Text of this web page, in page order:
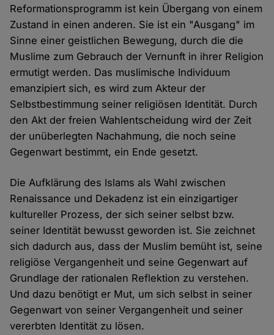
Reformationsprogramm ist kein Übergang von einem
Zustand in einen anderen. Sie ist ein "Ausgang" im
Sinne einer geistlichen Bewegung, durch die die
Muslime zum Gebrauch der Vernunft in ihrer Religion
ermutigt werden. Das muslimische Individuum
emanzipiert sich, es wird zum Akteur der
Selbstbestimmung seiner religiösen Identität. Durch
den Akt der freien Wahlentscheidung wird der Zeit
der unüberlegten Nachahmung, die noch seine
Gegenwart bestimmt, ein Ende gesetzt.
Die Aufklärung des Islams als Wahl zwischen
Renaissance und Dekadenz ist ein einzigartiger
kultureller Prozess, der sich seiner selbst bzw.
seiner Identität bewusst geworden ist. Sie zeichnet
sich dadurch aus, dass der Muslim bemüht ist, seine
religiöse Vergangenheit und seine Gegenwart auf
Grundlage der rationalen Reflektion zu verstehen.
Und dazu benötigt er Mut, um sich selbst in seiner
Gegenwart von seiner Vergangenheit und seiner
vererbten Identität zu lösen.